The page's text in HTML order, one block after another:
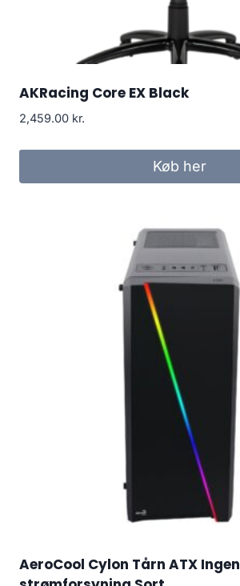
AKRacing Core EX Black
2,459.00 kr.
Køb her
AeroCool Cylon Tårn ATX Ingen